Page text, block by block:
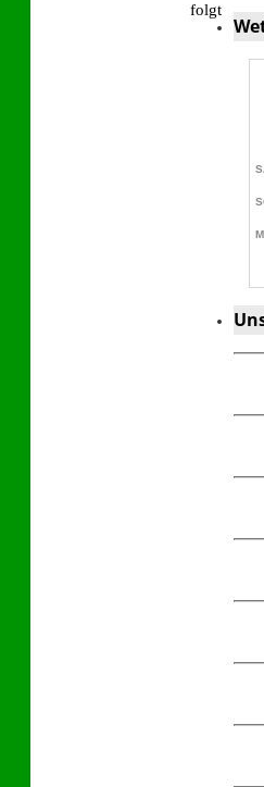
folgt